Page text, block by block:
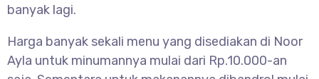
banyak lagi.
Harga banyak sekali menu yang disediakan di Noor
Ayla untuk minumannya mulai dari Rp.10.000-an